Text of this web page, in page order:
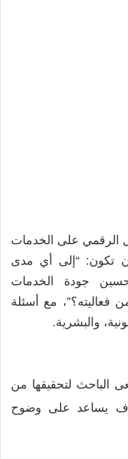
الرقمي على الخدمات
أن تكون: “إلى أي مدى
جودة الخدمات
فعاليته؟”، مع أسئلة
والبشرية.
الباحث لتحقيقها من
يساعد على وضوح